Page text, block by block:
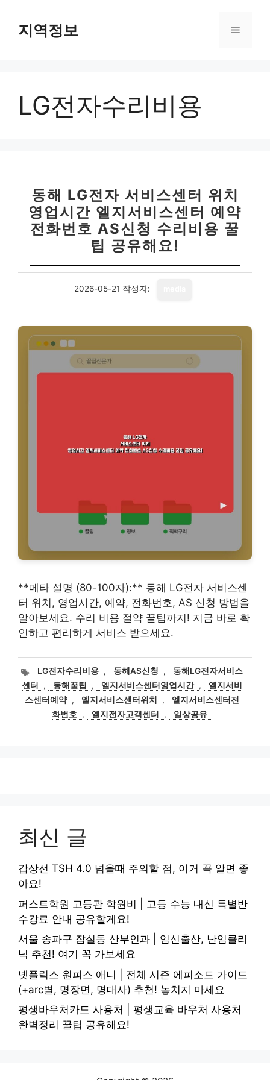
지역정보 메
LG전자수리비용
동해 LG전자 서비스센터 위치
영업시간 엘지서비스센터 예약
전화번호 AS신청 수리비용 꿀
팁 공유해요!
2026-05-21 작성자:
**메타 설명 (80-100자):** 동해 LG전자 서비스센
터 위치, 영업시간, 예약, 전화번호, AS 신청 방법을
알아보세요. 수리 비용 절약 꿀팁까지! 지금 바로 확
인하고 편리하게 서비스 받으세요.
태
그
LG전자수리비용 , 동해AS신청 ,
동해LG전자서비스
센터
, 동해꿀팁 , 엘지서비스센터영업시간 ,
엘지서비
스센터예약 , 엘지서비스센터위치 ,
엘지서비스센터전
화번호
, 엘지전자고객센터 , 일상공유
최신 글
갑상선 TSH 4.0 넘을때 주의할 점, 이거 꼭 알면 좋
아요!
퍼스트학원 고등관 학원비 | 고등 수능 내신 특별반
수강료 안내 공유할게요!
서울 송파구 잠실동 산부인과 | 임신출산, 난임클리
닉 추천! 여기 꼭 가보세요
넷플릭스 원피스 애니 | 전체 시즌 에피소드 가이드
(+arc별, 명장면, 명대사) 추천! 놓치지 마세요
평생바우처카드 사용처 | 평생교육 바우처 사용처
완벽정리 꿀팁 공유해요!